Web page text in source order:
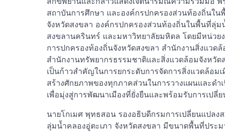
สถาบันการศึกษา และองค์กรปกครองส่วนท้องถิ่นใ
จังหวัดสงขลา องค์กรปกครองส่วนท้องถิ่นในพื้นที่ลุ่ม
สงขลานครินทร์ และมหาวิทยาลัยมหิดล โดยมีหน่วย
การปกครองท้องถิ่นจังหวัดสงขลา สำนักงานสิ่งแว
สำนักงานทรัพยากรธรรมชาติและสิ่งแวดล้อมจังหวั
เป็นก้าวสำคัญในการยกระดับการจัดการสิ่งแวดล้อม
สร้างศักยภาพของทุกภาคส่วนในการวางแผนและด
เพื่อมุ่งสู่การพัฒนาเมืองที่ยั่งยืนและพร้อมรับการเปลี่
นายโกเมศ พุทธสอน รองอธิบดีกรมการเปลี่ยนแปล
ลุ่มน้ำคลองอู่ตะเภา จังหวัดสงขลา มีขนาดพื้นที่ประ